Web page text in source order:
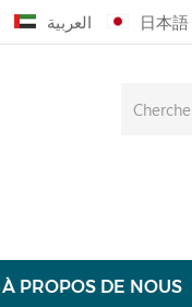
العربية 日本語
À PROPOS DE NOUS